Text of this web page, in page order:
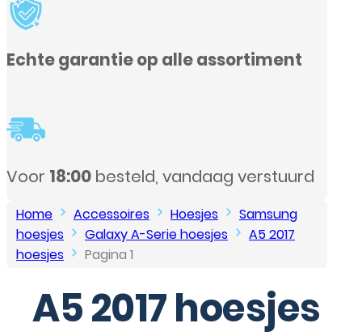
verstuurd
Home Accessoires Hoesjes
Samsung
hoesjes
Galaxy A-Serie hoesjes
A5 2017
hoesjes
Pagina 1
A5 2017 hoesjes